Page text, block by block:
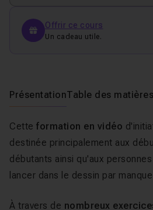
Offrir ce cours
Un cadeau utile.
PrésentationTable des matières
Cette formation en vidéo
destinée principalement aux
débutants ainsi qu'aux
lancer dans le dessin par
À travers de nombreux